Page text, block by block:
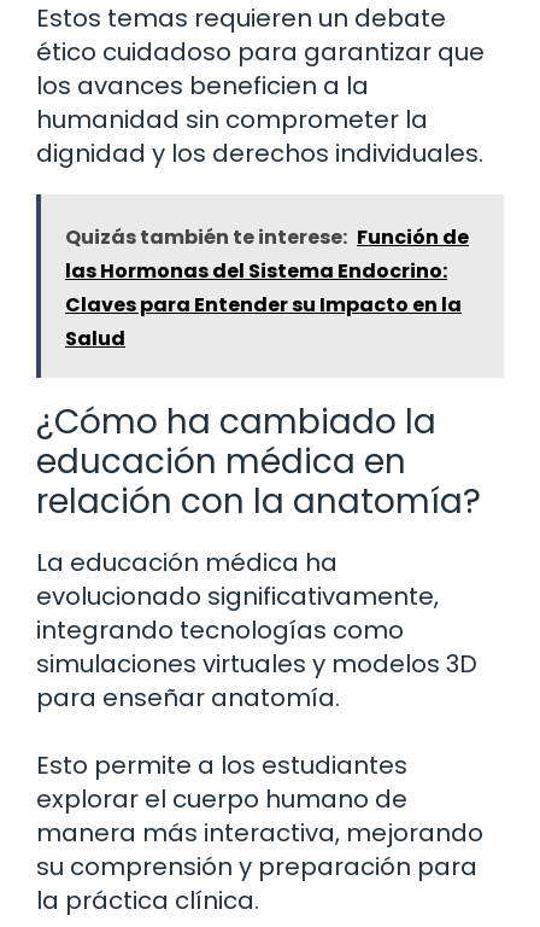
Estos temas requieren un debate
ético cuidadoso para garantizar que
los avances beneficien a la
humanidad sin comprometer la
dignidad y los derechos individuales.
Quizás también te interese: Función de
las Hormonas del Sistema Endocrino:
Claves para Entender su Impacto en la
Salud
¿Cómo ha cambiado la
educación médica en
relación con la anatomía?
La educación médica ha
evolucionado significativamente,
integrando tecnologías como
simulaciones virtuales y modelos 3D
para enseñar anatomía.
Esto permite a los estudiantes
explorar el cuerpo humano de
manera más interactiva, mejorando
su comprensión y preparación para
la práctica clínica.